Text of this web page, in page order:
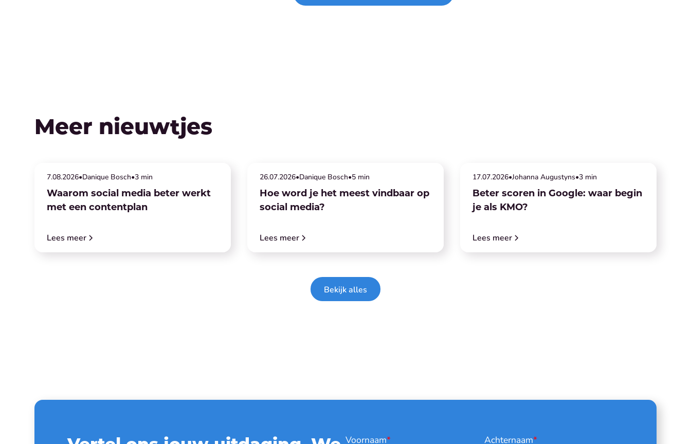
Meer nieuwtjes
7.08.2026•Danique Bosch•3 min
Waarom social media beter werkt
met een contentplan
Lees meer
26.07.2026•Danique Bosch•5 min
Hoe word je het meest vindbaar op
social media?
Lees meer
17.07.2026•Johanna Augustyns•3 min
Beter scoren in Google: waar begin
je als KMO?
Lees meer
Bekijk alles
Voornaam* Achternaam*